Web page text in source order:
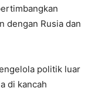
dengan Rusia dan
politik luar
di kancah